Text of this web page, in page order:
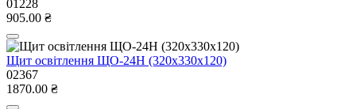
01228
905.00 ₴
Щит оcвiтлення ЩО-24Н (320х330х120)
02367
1870.00 ₴